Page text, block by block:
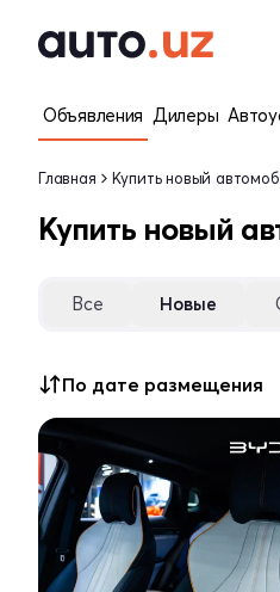
Объявления Дилеры
Главная Купить новый
Купить новый
Все Новые
По дате размещения